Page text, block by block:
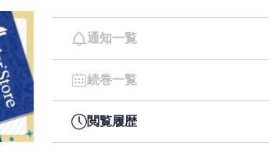
通知一覧
続巻一覧
閲覧履歴